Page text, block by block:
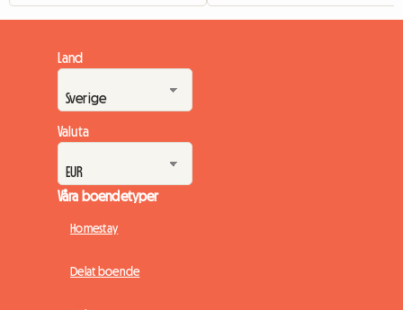
Land
Valuta
Våra boendetyper
Homestay
Delat boende